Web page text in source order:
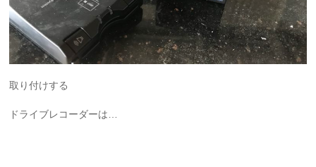
取り付けする
ドライブレコーダーは…